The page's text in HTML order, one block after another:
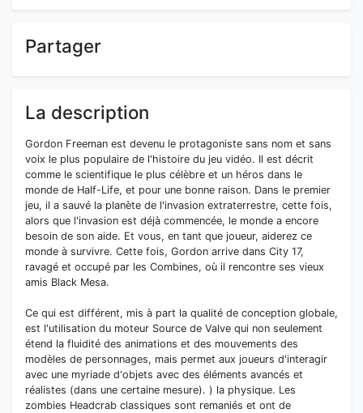
Partager
La description
Gordon Freeman est devenu le protagoniste sans nom et sans
voix le plus populaire de l'histoire du jeu vidéo. Il est décrit
comme le scientifique le plus célèbre et un héros dans le
monde de Half-Life, et pour une bonne raison. Dans le premier
jeu, il a sauvé la planète de l'invasion extraterrestre, cette fois,
alors que l'invasion est déjà commencée, le monde a encore
besoin de son aide. Et vous, en tant que joueur, aiderez ce
monde à survivre. Cette fois, Gordon arrive dans City 17,
ravagé et occupé par les Combines, où il rencontre ses vieux
amis Black Mesa.
Ce qui est différent, mis à part la qualité de conception globale,
est l'utilisation du moteur Source de Valve qui non seulement
étend la fluidité des animations et des mouvements des
modèles de personnages, mais permet aux joueurs d'interagir
avec une myriade d'objets avec des éléments avancés et
réalistes (dans une certaine mesure). ) la physique. Les
zombies Headcrab classiques sont remaniés et ont de